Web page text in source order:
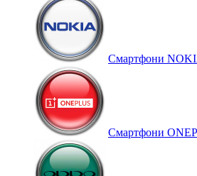
Смартфони
Смартфони